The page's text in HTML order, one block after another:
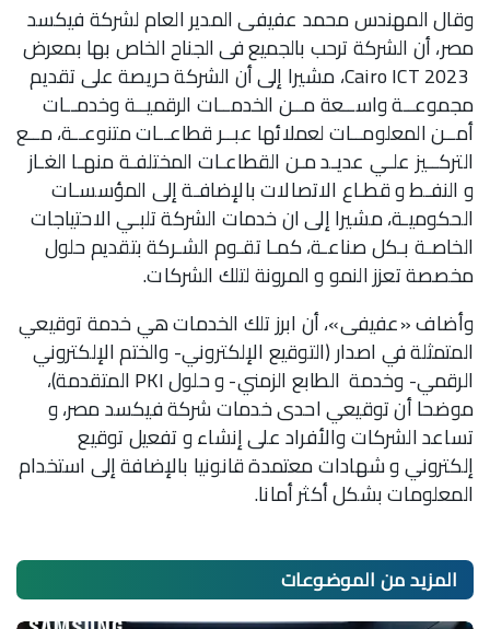
وقال المهندس محمد عفيفى المدير العام لشركة فيكسد
مصر، أن الشركة ترحب بالجميع فى الجناح الخاص بها بمعرض
Cairo ICT 2023، مشيرا إلى أن الشركة حريصة على تقديم
مجموعــة واســعة مــن الخدمــات الرقميــة وخدمــات
أمــن المعلومــات لعملائها عبــر قطاعــات متنوعــة، مــع
التركــيز علـي عديـد مـن القطاعـات المختلفـة منهـا الغـاز
و النفـط و قطـاع الاتصالات بالإضافـة إلى المؤسسـات
الحكوميـة، مشيرا إلى ان خدمات الشركة تلبـي الاحتياجات
الخاصـة بـكل صناعـة، كمـا تقـوم الشـركة بتقديم حلول
مخصصة تعزز النمو و المرونة لتلك الشركات.
وأضاف «عفيفى»، أن ابرز تلك الخدمات هي خدمة توقيعي
المتمثلة في اصدار (التوقيع الإلكتروني- والختم الإلكتروني
الرقمي- وخدمة الطابع الزمني- و حلول PKI المتقدمة)،
موضحا أن توقيعي احدى خدمات شركة فيكسد مصر، و
تساعد الشركات والأفراد على إنشاء و تفعيل توقيع
إلكتروني و شهادات معتمدة قانونيا بالإضافة إلى استخدام
المعلومات بشكل أكثر أمانا.
المزيد منالموضوعات